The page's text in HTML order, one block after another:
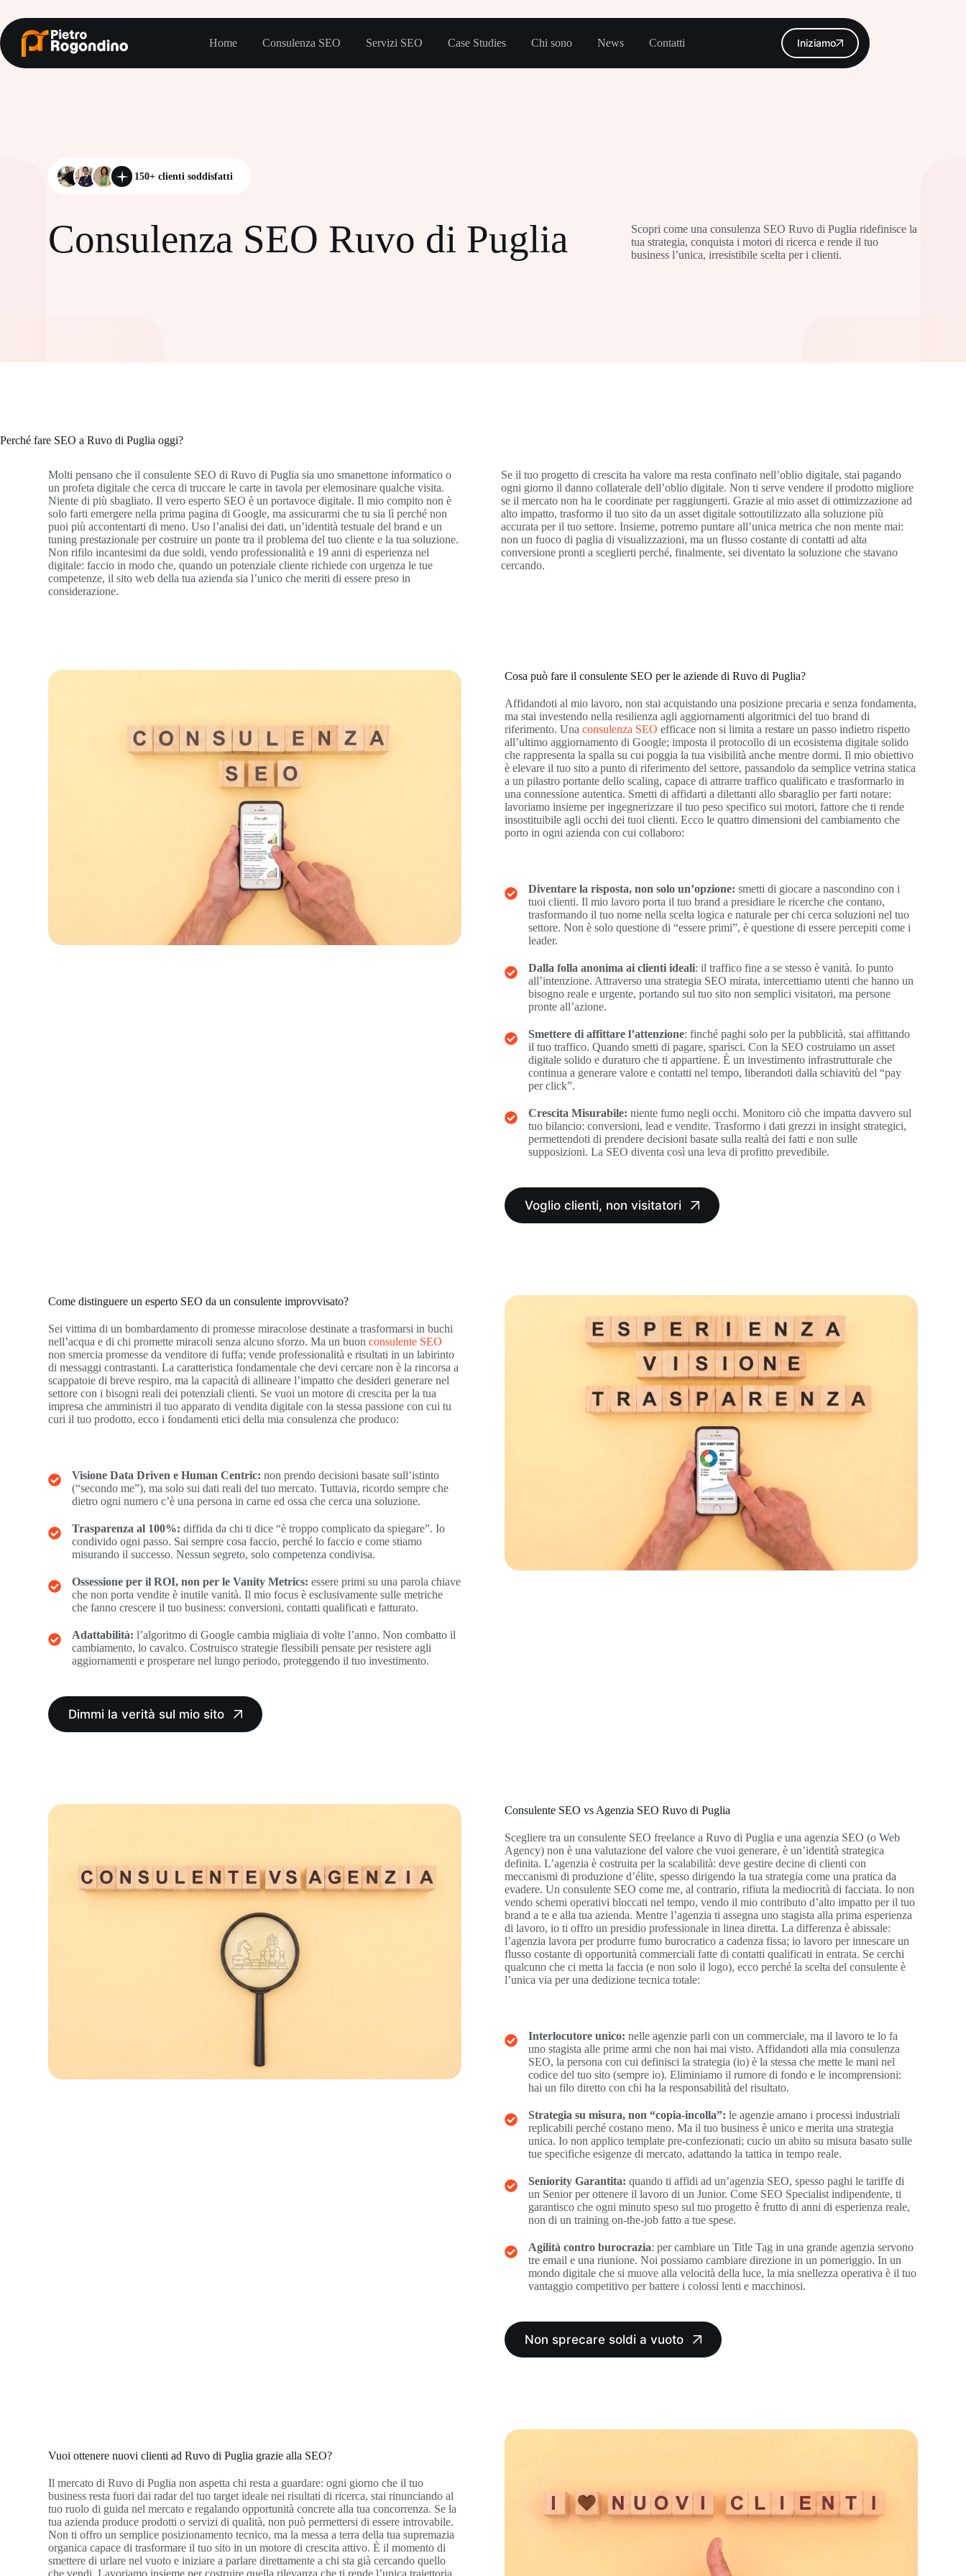
contenuto
Home
Consulenza SEO Servizi SEO Case Studies Chi sono News Contatti Iniziamo
150+ clienti soddisfatti
Consulenza SEO Ruvo di Puglia
Scopri come una consulenza SEO Ruvo di Puglia ridefinisce la
tua strategia, conquista i motori di ricerca e rende il tuo
business l’unica, irresistibile scelta per i clienti.
Perché fare SEO a Ruvo di Puglia oggi?
Molti pensano che il consulente SEO di Ruvo di Puglia sia uno smanettone informatico o
un profeta digitale che cerca di truccare le carte in tavola per elemosinare qualche visita.
Niente di più sbagliato. Il vero esperto SEO è un portavoce digitale. Il mio compito non è
solo farti emergere nella prima pagina di Google, ma assicurarmi che tu sia lì perché non
puoi più accontentarti di meno. Uso l’analisi dei dati, un’identità testuale del brand e un
tuning prestazionale per costruire un ponte tra il problema del tuo cliente e la tua soluzione.
Non rifilo incantesimi da due soldi, vendo professionalità e 19 anni di esperienza nel
digitale: faccio in modo che, quando un potenziale cliente richiede con urgenza le tue
competenze, il sito web della tua azienda sia l’unico che meriti di essere preso in
considerazione.
Se il tuo progetto di crescita ha valore ma resta confinato nell’oblio digitale, stai pagando
ogni giorno il danno collaterale dell’oblio digitale. Non ti serve vendere il prodotto migliore
se il mercato non ha le coordinate per raggiungerti. Grazie al mio asset di ottimizzazione ad
alto impatto, trasformo il tuo sito da un asset digitale sottoutilizzato alla soluzione più
accurata per il tuo settore. Insieme, potremo puntare all’unica metrica che non mente mai:
non un fuoco di paglia di visualizzazioni, ma un flusso costante di contatti ad alta
conversione pronti a sceglierti perché, finalmente, sei diventato la soluzione che stavano
cercando.
Cosa può fare il consulente SEO per le aziende di Ruvo di Puglia?
Affidandoti al mio lavoro, non stai acquistando una posizione precaria e senza fondamenta,
ma stai investendo nella resilienza agli aggiornamenti algoritmici del tuo brand di
riferimento. Una consulenza SEO efficace non si limita a restare un passo indietro rispetto
all’ultimo aggiornamento di Google; imposta il protocollo di un ecosistema digitale solido
che rappresenta la spalla su cui poggia la tua visibilità anche mentre dormi. Il mio obiettivo
è elevare il tuo sito a punto di riferimento del settore, passandolo da semplice vetrina statica
a un pilastro portante dello scaling, capace di attrarre traffico qualificato e trasformarlo in
una connessione autentica. Smetti di affidarti a dilettanti allo sbaraglio per farti notare:
lavoriamo insieme per ingegnerizzare il tuo peso specifico sui motori, fattore che ti rende
insostituibile agli occhi dei tuoi clienti. Ecco le quattro dimensioni del cambiamento che
porto in ogni azienda con cui collaboro:
Diventare la risposta, non solo un’opzione: smetti di giocare a nascondino con i
tuoi clienti. Il mio lavoro porta il tuo brand a presidiare le ricerche che contano,
trasformando il tuo nome nella scelta logica e naturale per chi cerca soluzioni nel tuo
settore. Non è solo questione di “essere primi”, è questione di essere percepiti come i
leader.
Dalla folla anonima ai clienti ideali: il traffico fine a se stesso è vanità. Io punto
all’intenzione. Attraverso una strategia SEO mirata, intercettiamo utenti che hanno un
bisogno reale e urgente, portando sul tuo sito non semplici visitatori, ma persone
pronte all’azione.
Smettere di affittare l’attenzione: finché paghi solo per la pubblicità, stai affittando
il tuo traffico. Quando smetti di pagare, sparisci. Con la SEO costruiamo un asset
digitale solido e duraturo che ti appartiene. È un investimento infrastrutturale che
continua a generare valore e contatti nel tempo, liberandoti dalla schiavitù del “pay
per click”.
Crescita Misurabile: niente fumo negli occhi. Monitoro ciò che impatta davvero sul
tuo bilancio: conversioni, lead e vendite. Trasformo i dati grezzi in insight strategici,
permettendoti di prendere decisioni basate sulla realtà dei fatti e non sulle
supposizioni. La SEO diventa così una leva di profitto prevedibile.
Voglio clienti, non visitatori
Come distinguere un esperto SEO da un consulente improvvisato?
Sei vittima di un bombardamento di promesse miracolose destinate a trasformarsi in buchi
nell’acqua e di chi promette miracoli senza alcuno sforzo. Ma un buonconsulente SEO
non smercia promesse da venditore di fuffa; vende professionalità e risultati in un labirinto
di messaggi contrastanti. La caratteristica fondamentale che devi cercare non è la rincorsa a
scappatoie di breve respiro, ma la capacità di allineare l’impatto che desideri generare nel
settore con i bisogni reali dei potenziali clienti. Se vuoi un motore di crescita per la tua
impresa che amministri il tuo apparato di vendita digitale con la stessa passione con cui tu
curi il tuo prodotto, ecco i fondamenti etici della mia consulenza che produco:
Visione Data Driven e Human Centric: non prendo decisioni basate sull’istinto
(“secondo me”), ma solo sui dati reali del tuo mercato. Tuttavia, ricordo sempre che
dietro ogni numero c’è una persona in carne ed ossa che cerca una soluzione.
Trasparenza al 100%: diffida da chi ti dice “è troppo complicato da spiegare”. Io
condivido ogni passo. Sai sempre cosa faccio, perché lo faccio e come stiamo
misurando il successo. Nessun segreto, solo competenza condivisa.
Ossessione per il ROI, non per le Vanity Metrics: essere primi su una parola chiave
che non porta vendite è inutile vanità. Il mio focus è esclusivamente sulle metriche
che fanno crescere il tuo business: conversioni, contatti qualificati e fatturato.
Adattabilità: l’algoritmo di Google cambia migliaia di volte l’anno. Non combatto il
cambiamento, lo cavalco. Costruisco strategie flessibili pensate per resistere agli
aggiornamenti e prosperare nel lungo periodo, proteggendo il tuo investimento.
Dimmi la verità sul mio sito
Consulente SEO vs Agenzia SEO Ruvo di Puglia
Scegliere tra un consulente SEO freelance a Ruvo di Puglia e una agenzia SEO (o Web
Agency) non è una valutazione del valore che vuoi generare, è un’identità strategica
definita. L’agenzia è costruita per la scalabilità: deve gestire decine di clienti con
meccanismi di produzione d’élite, spesso dirigendo la tua strategia come una pratica da
evadere. Un consulente SEO come me, al contrario, rifiuta la mediocrità di facciata. Io non
vendo schemi operativi bloccati nel tempo, vendo il mio contributo d’alto impatto per il tuo
brand a te e alla tua azienda. Mentre l’agenzia ti assegna uno stagista alla prima esperienza
di lavoro, io ti offro un presidio professionale in linea diretta. La differenza è abissale:
l’agenzia lavora per produrre fumo burocratico a cadenza fissa; io lavoro per innescare un
flusso costante di opportunità commerciali fatte di contatti qualificati in entrata. Se cerchi
qualcuno che ci metta la faccia (e non solo il logo), ecco perché la scelta del consulente è
l’unica via per una dedizione tecnica totale:
Interlocutore unico: nelle agenzie parli con un commerciale, ma il lavoro te lo fa
uno stagista alle prime armi che non hai mai visto. Affidandoti alla mia consulenza
SEO, la persona con cui definisci la strategia (io) è la stessa che mette le mani nel
codice del tuo sito (sempre io). Eliminiamo il rumore di fondo e le incomprensioni:
hai un filo diretto con chi ha la responsabilità del risultato.
Strategia su misura, non “copia-incolla”: le agenzie amano i processi industriali
replicabili perché costano meno. Ma il tuo business è unico e merita una strategia
unica. Io non applico template pre-confezionati; cucio un abito su misura basato sulle
tue specifiche esigenze di mercato, adattando la tattica in tempo reale.
Seniority Garantita: quando ti affidi ad un’agenzia SEO, spesso paghi le tariffe di
un Senior per ottenere il lavoro di un Junior. Come SEO Specialist indipendente, ti
garantisco che ogni minuto speso sul tuo progetto è frutto di anni di esperienza reale,
non di un training on-the-job fatto a tue spese.
Agilità contro burocrazia: per cambiare un Title Tag in una grande agenzia servono
tre email e una riunione. Noi possiamo cambiare direzione in un pomeriggio. In un
mondo digitale che si muove alla velocità della luce, la mia snellezza operativa è il tuo
vantaggio competitivo per battere i colossi lenti e macchinosi.
Non sprecare soldi a vuoto
Vuoi ottenere nuovi clienti ad Ruvo di Puglia grazie alla SEO?
Il mercato di Ruvo di Puglia non aspetta chi resta a guardare: ogni giorno che il tuo
business resta fuori dai radar del tuo target ideale nei risultati di ricerca, stai rinunciando al
tuo ruolo di guida nel mercato e regalando opportunità concrete alla tua concorrenza. Se la
tua azienda produce prodotti o servizi di qualità, non può permettersi di essere introvabile.
Non ti offro un semplice posizionamento tecnico, ma la messa a terra della tua supremazia
organica capace di trasformare il tuo sito in un motore di crescita attivo. È il momento di
smettere di urlare nel vuoto e iniziare a parlare direttamente a chi sta già cercando quello
che vendi. Lavoriamo insieme per costruire quella rilevanza che ti rende l’unica traiettoria